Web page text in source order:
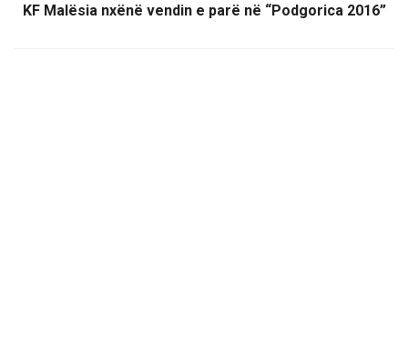
KF Malësia nxënë vendin e parë në “Podgorica 2016”